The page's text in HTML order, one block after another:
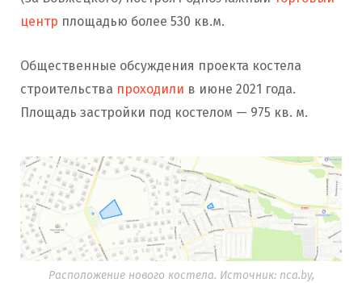
центр площадью более 530 кв.м.
Общественные обсуждения проекта костела
строительства проходили в июне 2021 года.
Площадь застройки под костелом — 975 кв. м.
Расположение нового костела. Источник: nca.by,